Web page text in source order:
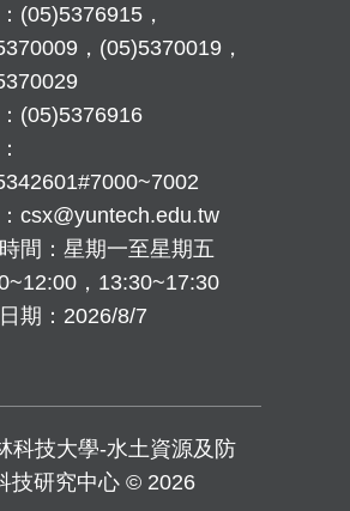
(05)5376915，
，(05)5370019，
(05)5376916
csx@yuntech.edu.tw
時間：星期一至星期五
，13:30~17:30
期： 2026/8/7
科技大學-水土資源及防
技研究中心 © 2026